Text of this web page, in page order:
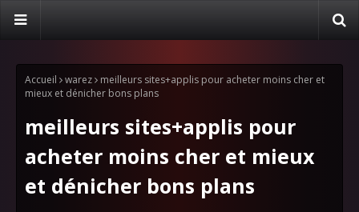
Accueil warez
meilleurs sites+applis pour acheter moins cher et
mieux et dénicher bons plans
meilleurs sites+applis pour
acheter moins cher et mieux
et dénicher bons plans